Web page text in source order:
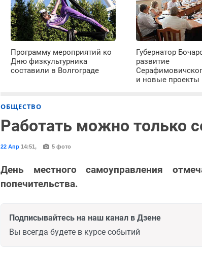
Программу мероприятий ко
Дню физкультурника
составили в Волгограде
Губернатор
развитие
и новые проекты
ОБЩЕСТВО
Работать можно только
22 Апр 14:51, 5 фото
День местного самоуправления
попечительства.
Подписывайтесь на наш канал в Дзене
Вы всегда будете в курсе событий